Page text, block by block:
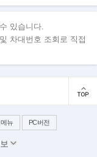
있습니다.
차대번호 조회로 직접
뉴 PC버전